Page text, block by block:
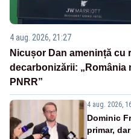
4 aug. 2026, 21:27
Nicușor Dan amenință cu
decarbonizării: „România
PNRR”
4 aug. 2026,
Dominic
primar,